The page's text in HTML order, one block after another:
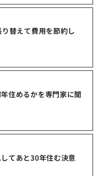
替えて費用を節約し
住めるかを専門家に聞
てあと30年住む決意